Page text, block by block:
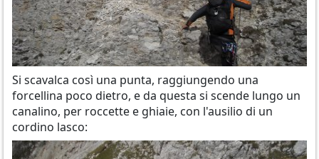
Si scavalca così una punta, raggiungendo una
forcellina poco dietro, e da questa si scende lungo un
canalino, per roccette e ghiaie, con l'ausilio di un
cordino lasco: